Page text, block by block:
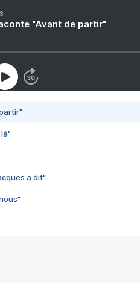
"Avant de partir"
a dit"